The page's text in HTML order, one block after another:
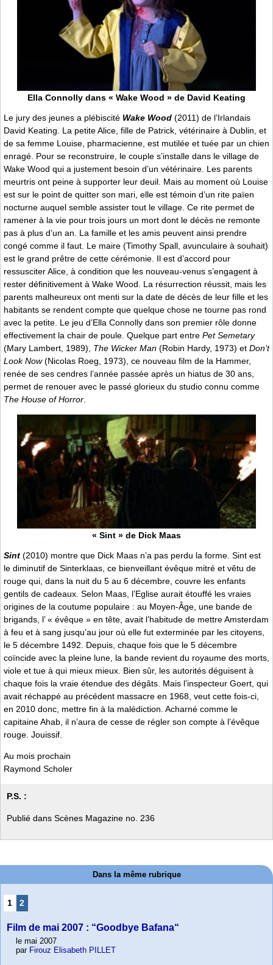
Ella Connolly dans « Wake Wood » de David Keating
Le jury des jeunes a plébiscité Wake Wood (2011) de l’Irlandais
David Keating. La petite Alice, fille de Patrick, vétérinaire à Dublin, et
de sa femme Louise, pharmacienne, est mutilée et tuée par un chien
enragé. Pour se reconstruire, le couple s’installe dans le village de
Wake Wood qui a justement besoin d’un vétérinaire. Les parents
meurtris ont peine à supporter leur deuil. Mais au moment où Louise
est sur le point de quitter son mari, elle est témoin d’un rite païen
nocturne auquel semble assister tout le village. Ce rite permet de
ramener à la vie pour trois jours un mort dont le décès ne remonte
pas à plus d’un an. La famille et les amis peuvent ainsi prendre
congé comme il faut. Le maire (Timothy Spall, avunculaire à souhait)
est le grand prêtre de cette cérémonie. Il est d’accord pour
ressusciter Alice, à condition que les nouveau-venus s’engagent à
rester définitivement à Wake Wood. La résurrection réussit, mais les
parents malheureux ont menti sur la date de décès de leur fille et les
habitants se rendent compte que quelque chose ne tourne pas rond
avec la petite. Le jeu d’Ella Connolly dans son premier rôle donne
effectivement la chair de poule. Quelque part entre Pet Semetary
(Mary Lambert, 1989), The Wicker Man (Robin Hardy, 1973) et Don’t
Look Now(Nicolas Roeg, 1973), ce nouveau film de la Hammer,
renée de ses cendres l’année passée après un hiatus de 30 ans,
permet de renouer avec le passé glorieux du studio connu comme
The House of Horror
« Sint » de Dick Maas
Sint (2010) montre que Dick Maas n’a pas perdu la forme. Sint est
le diminutif de Sinterklaas, ce bienveillant évêque mitré et vêtu de
rouge qui, dans la nuit du 5 au 6 décembre, couvre les enfants
gentils de cadeaux. Selon Maas, l’Eglise aurait étouffé les vraies
origines de la coutume populaire : au Moyen-Âge, une bande de
brigands, l’ « évêque » en tête, avait l’habitude de mettre Amsterdam
à feu et à sang jusqu’au jour où elle fut exterminée par les citoyens,
le 5 décembre 1492. Depuis, chaque fois que le 5 décembre
coïncide avec la pleine lune, la bande revient du royaume des morts,
viole et tue à qui mieux mieux. Bien sûr, les autorités déguisent à
chaque fois la vraie étendue des dégâts. Mais l’inspecteur Goert, qui
avait réchappé au précédent massacre en 1968, veut cette fois-ci,
en 2010 donc, mettre fin à la malédiction. Acharné comme le
capitaine Ahab, il n’aura de cesse de régler son compte à l’évêque
rouge. Jouissif.
Au mois prochain
Raymond Scholer
P.S. :
Publié dans Scènes Magazine no. 236
Dans la même rubrique
1 2
Film de mai 2007 : “Goodbye Bafana“
le mai 2007
par Firouz Elisabeth PILLET